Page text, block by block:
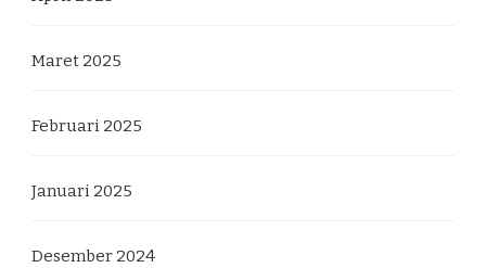
Maret 2025
Februari 2025
Januari 2025
Desember 2024